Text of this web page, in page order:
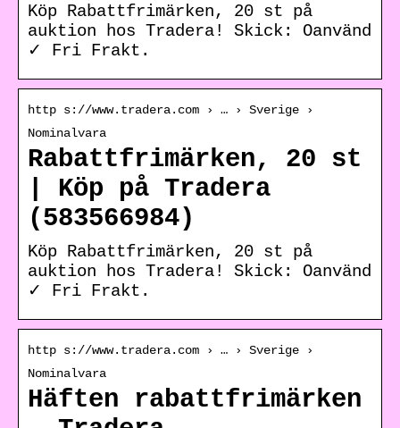
Köp Rabattfrimärken, 20 st på
auktion hos Tradera! Skick: Oanvänd
✓ Fri Frakt.
http s://www.tradera.com › … › Sverige ›
Nominalvara
Rabattfrimärken, 20 st
| Köp på Tradera
(583566984)
Köp Rabattfrimärken, 20 st på
auktion hos Tradera! Skick: Oanvänd
✓ Fri Frakt.
http s://www.tradera.com › … › Sverige ›
Nominalvara
Häften rabattfrimärken